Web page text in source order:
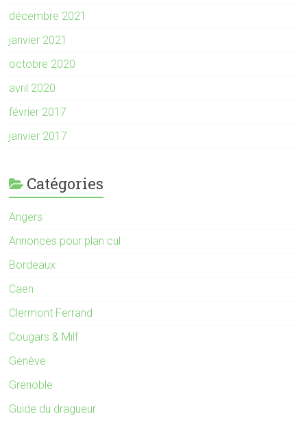
décembre 2021
janvier 2021
octobre 2020
avril 2020
février 2017
janvier 2017
Catégories
Angers
Annonces pour plan cul
Bordeaux
Caen
Clermont Ferrand
Cougars & Milf
Genève
Grenoble
Guide du dragueur